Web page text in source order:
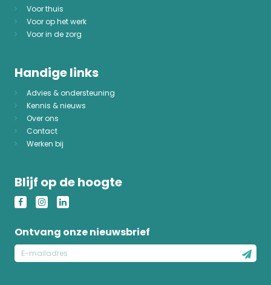
Voor thuis
Voor op het werk
Voor in de zorg
Handige links
Advies & ondersteuning
Kennis & nieuws
Over ons
Contact
Werken bij
Blijf op de hoogte
Ontvang onze nieuwsbrief
E-
mailadres